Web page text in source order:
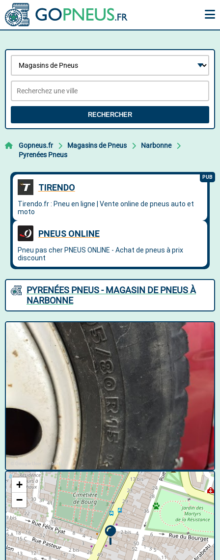
RECHERCHER
Gopneus.fr Magasins de Pneus
Narbonne
Pyrenées Pneus
PYRENÉES PNEUS - MAGASIN DE PNEUS À
NARBONNE
© Google User Content
+
−